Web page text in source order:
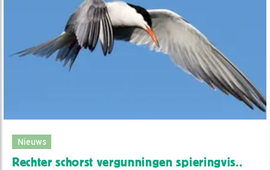
Nieuws
Rechter schorst vergunningen spieringvis..